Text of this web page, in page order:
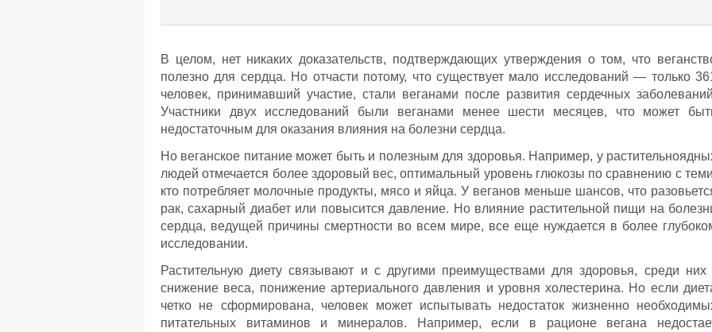
В целом, нет никаких доказательств, подтверждающих утверждения о том, что
полезно для сердца. Но отчасти потому, что существует мало исследований — только
человек, принимавший участие, стали веганами после развития сердечных
Участники двух исследований были веганами менее шести месяцев, что может
недостаточным для оказания влияния на болезни сердца.
Но веганское питание может быть и полезным для здоровья. Например, у
людей отмечается более здоровый вес, оптимальный уровень глюкозы по сравнению с
кто потребляет молочные продукты, мясо и яйца. У веганов меньше шансов, что
рак, сахарный диабет или повысится давление. Но влияние растительной пищи на
сердца, ведущей причины смертности во всем мире, все еще нуждается в более
исследовании.
Растительную диету связывают и с другими преимуществами для здоровья, среди них
снижение веса, понижение артериального давления и уровня холестерина. Но если
четко не сформирована, человек может испытывать недостаток жизненно
питательных витаминов и минералов. Например, если в рационе вегана